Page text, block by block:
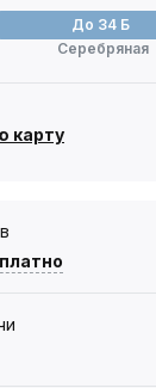
До 34 Б
Серебряная
карту